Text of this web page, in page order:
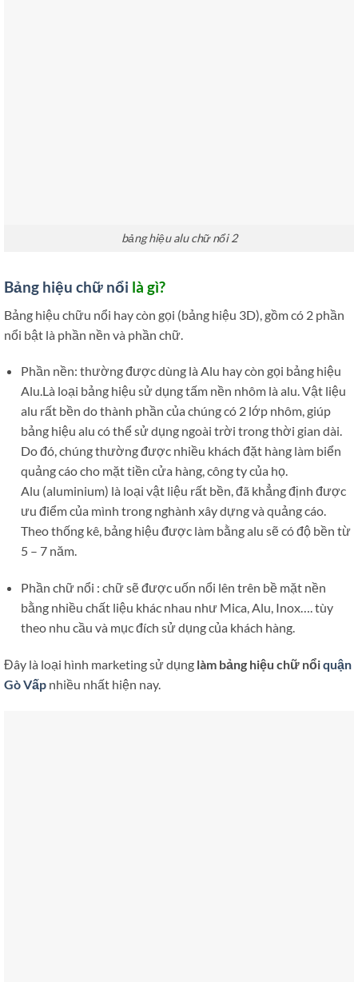
bảng hiệu alu chữ nổi 2
Bảng hiệu chữ nổi là gì?
Bảng hiệu chữu nổi hay còn gọi (bảng hiệu 3D), gồm có 2 phần
nổi bật là phần nền và phần chữ.
Phần nền: thường được dùng là Alu hay còn gọi bảng hiệu
Alu.Là loại bảng hiệu sử dụng tấm nền nhôm là alu. Vật liệu
alu rất bền do thành phần của chúng có 2 lớp nhôm, giúp
bảng hiệu alu có thể sử dụng ngoài trời trong thời gian dài.
Do đó, chúng thường được nhiều khách đặt hàng làm biển
quảng cáo cho mặt tiền cửa hàng, công ty của họ.
Alu (aluminium) là loại vật liệu rất bền, đã khẳng định được
ưu điểm của mình trong nghành xây dựng và quảng cáo.
Theo thống kê, bảng hiệu được làm bằng alu sẽ có độ bền từ
5 – 7 năm.
Phần chữ nổi : chữ sẽ được uốn nổi lên trên bề mặt nền
bằng nhiều chất liệu khác nhau như Mica, Alu, Inox…. tùy
theo nhu cầu và mục đích sử dụng của khách hàng.
Đây là loại hình marketing sử dụng làm bảng hiệu chữ nổiquận
Gò Vấp nhiều nhất hiện nay.